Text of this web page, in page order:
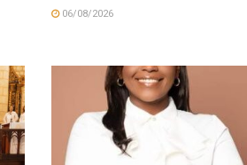
06/08/2026